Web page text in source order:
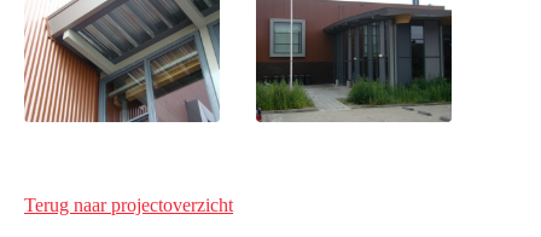
Terug naar projectoverzicht